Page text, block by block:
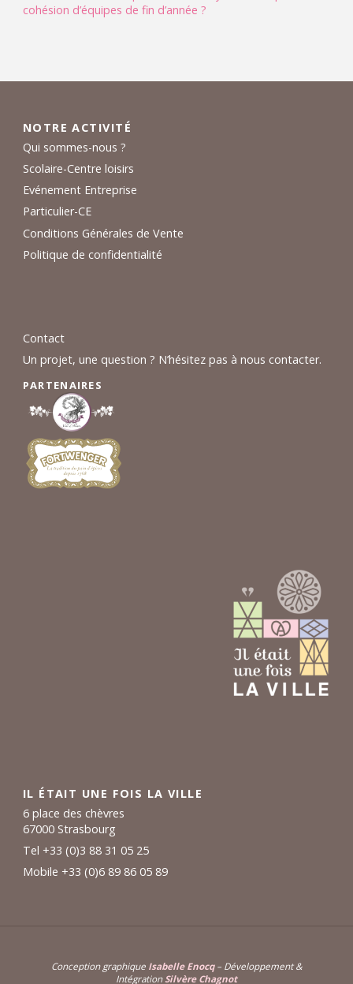
cohésion d’équipes de fin d’année ?
NOTRE ACTIVITÉ
Qui sommes-nous ?
Scolaire-Centre loisirs
Evénement Entreprise
Particulier-CE
Conditions Générales de Vente
Politique de confidentialité
Contact
Un projet, une question ? N’hésitez pas à nous contacter.
PARTENAIRES
IL ÉTAIT UNE FOIS LA VILLE
6 place des chèvres
67000 Strasbourg
Tel +33 (0)3 88 31 05 25
Mobile +33 (0)6 89 86 05 89
Conception graphique Isabelle Enocq– Développement &
IntégrationSilvère Chagnot